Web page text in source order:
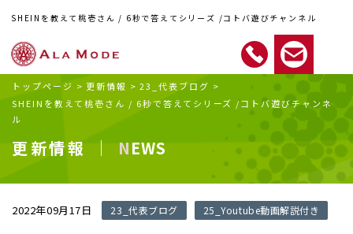
SHEINを教えて桃壱さん / 6秒で答えてシリーズ /コトバ遊びチャンネル
トップページ > 更新情報 > 23_代表ブログ >
SHEINを教えて桃壱さん / 6秒で答えてシリーズ /コトバ遊びチャンネ
ル
更新情報 ｜ NEWS
2022年09月17日 23_代表ブログ 25_Youtube動画解説付き